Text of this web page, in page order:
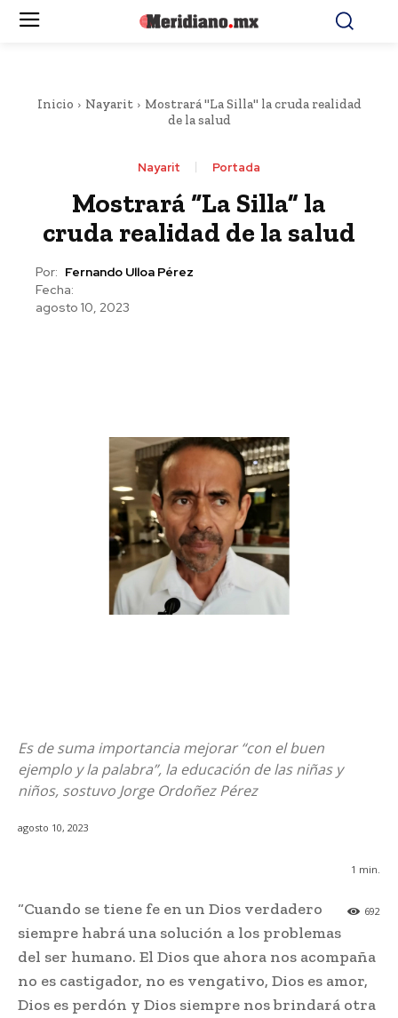
Inicio Nayarit
Mostrará "La Silla" la cruda realidad
de la salud
Nayarit Portada
Mostrará “La Silla” la
cruda realidad de la salud
Por: Fernando Ulloa Pérez
Fecha:
agosto 10, 2023
Es de suma importancia mejorar “con el buen
ejemplo y la palabra”, la educación de las niñas y
niños, sostuvo Jorge Ordoñez Pérez
agosto 10, 2023
1 min.
692
“Cuando se tiene fe en un Dios verdadero
siempre habrá una solución a los problemas
del ser humano. El Dios que ahora nos acompaña
no es castigador, no es vengativo, Dios es amor,
Dios es perdón y Dios siempre nos brindará otra